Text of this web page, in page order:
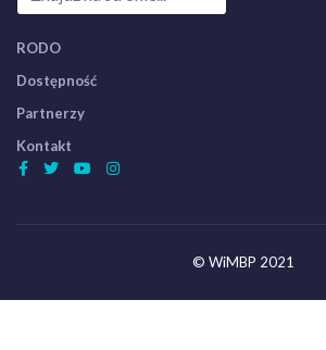
RODO
Dostępność
Partnerzy
Kontakt
© WiMBP 2021